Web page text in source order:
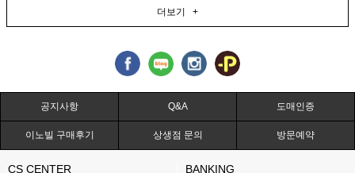
더보기 +
공지사항 Q&A 도매인증
이노빌 구매후기 상생점 문의 방문예약
CS CENTER BANKING